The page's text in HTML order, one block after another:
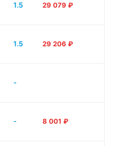
1.5 29 079 ₽
1.5 29 206 ₽
-
- 8 001 ₽